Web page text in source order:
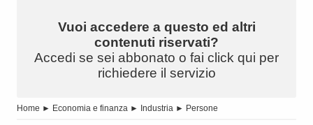
Vuoi accedere a questo ed altri
contenuti riservati?
Accedi se sei abbonato o fai click qui per
richiedere il servizio
Home ► Economia e finanza ► Industria ► Persone